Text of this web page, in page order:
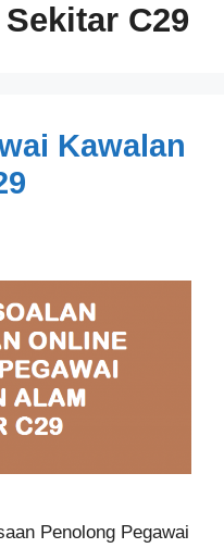
C29
Kawalan
Penolong Pegawai